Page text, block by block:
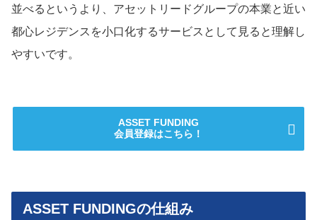
並べるというより、アセットリードグループの本業と近い
都心レジデンスを小口化するサービスとして見ると理解し
やすいです。
ASSET FUNDING
会員登録はこちら！
ASSET FUNDINGの仕組み